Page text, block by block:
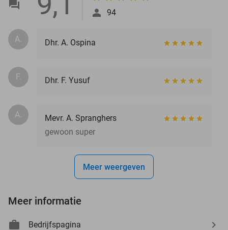
94
A. Dhr. A. Ospina
F. Dhr. F. Yusuf
A.
Mevr. A. Spranghers
gewoon super
Meer weergeven
Meer informatie
Bedrijfspagina